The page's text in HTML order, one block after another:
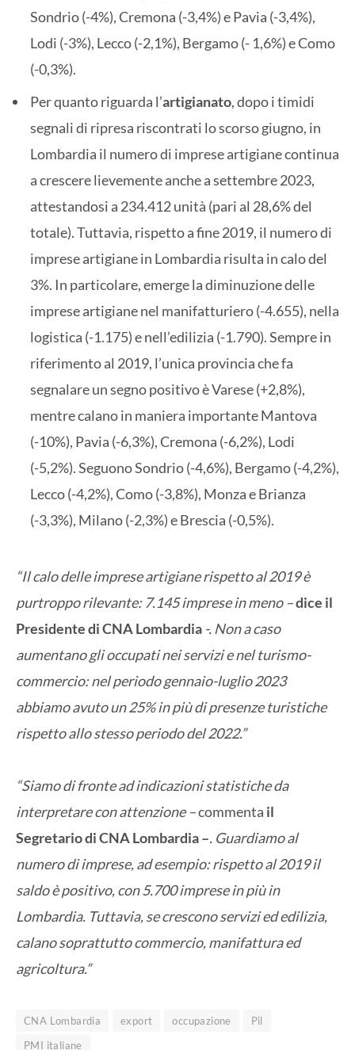
Sondrio (-4%), Cremona (-3,4%) e Pavia (-3,4%),
Lodi (-3%), Lecco (-2,1%), Bergamo (- 1,6%) e Como
(-0,3%).
Per quanto riguarda l’artigianato, dopo i timidi
segnali di ripresa riscontrati lo scorso giugno, in
Lombardia il numero di imprese artigiane continua
a crescere lievemente anche a settembre 2023,
attestandosi a 234.412 unità (pari al 28,6% del
totale). Tuttavia, rispetto a fine 2019, il numero di
imprese artigiane in Lombardia risulta in calo del
3%. In particolare, emerge la diminuzione delle
imprese artigiane nel manifatturiero (-4.655), nella
logistica (-1.175) e nell’edilizia (-1.790). Sempre in
riferimento al 2019, l’unica provincia che fa
segnalare un segno positivo è Varese (+2,8%),
mentre calano in maniera importante Mantova
(-10%), Pavia (-6,3%), Cremona (-6,2%), Lodi
(-5,2%). Seguono Sondrio (-4,6%), Bergamo (-4,2%),
Lecco (-4,2%), Como (-3,8%), Monza e Brianza
(-3,3%), Milano (-2,3%) e Brescia (-0,5%).
“Il calo delle imprese artigiane rispetto al 2019 è
purtroppo rilevante: 7.145 imprese in meno –dice il
Presidente di CNA Lombardia -. Non a caso
aumentano gli occupati nei servizi e nel turismo-
commercio: nel periodo gennaio-luglio 2023
abbiamo avuto un 25% in più di presenze turistiche
rispetto allo stesso periodo del 2022.”
“Siamo di fronte ad indicazioni statistiche da
interpretare con attenzione –commenta il
Segretario di CNA Lombardia –. Guardiamo al
numero di imprese, ad esempio: rispetto al 2019 il
saldo è positivo, con 5.700 imprese in più in
Lombardia. Tuttavia, se crescono servizi ed edilizia,
calano soprattutto commercio, manifattura ed
agricoltura.”
CNA Lombardia export occupazione
Pil
PMI italiane